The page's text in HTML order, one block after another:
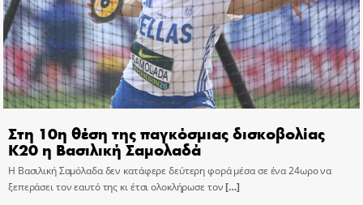
Στη 10η θέση της παγκόσμιας δισκοβολίας
Κ20 η Βασιλική Σαμολαδά
Η Βασιλική Σαμόλαδα δεν κατάφερε δεύτερη φορά μέσα σε ένα 24ωρο να
ξεπεράσει τον εαυτό της κι έτσι ολοκλήρωσε τον[…]